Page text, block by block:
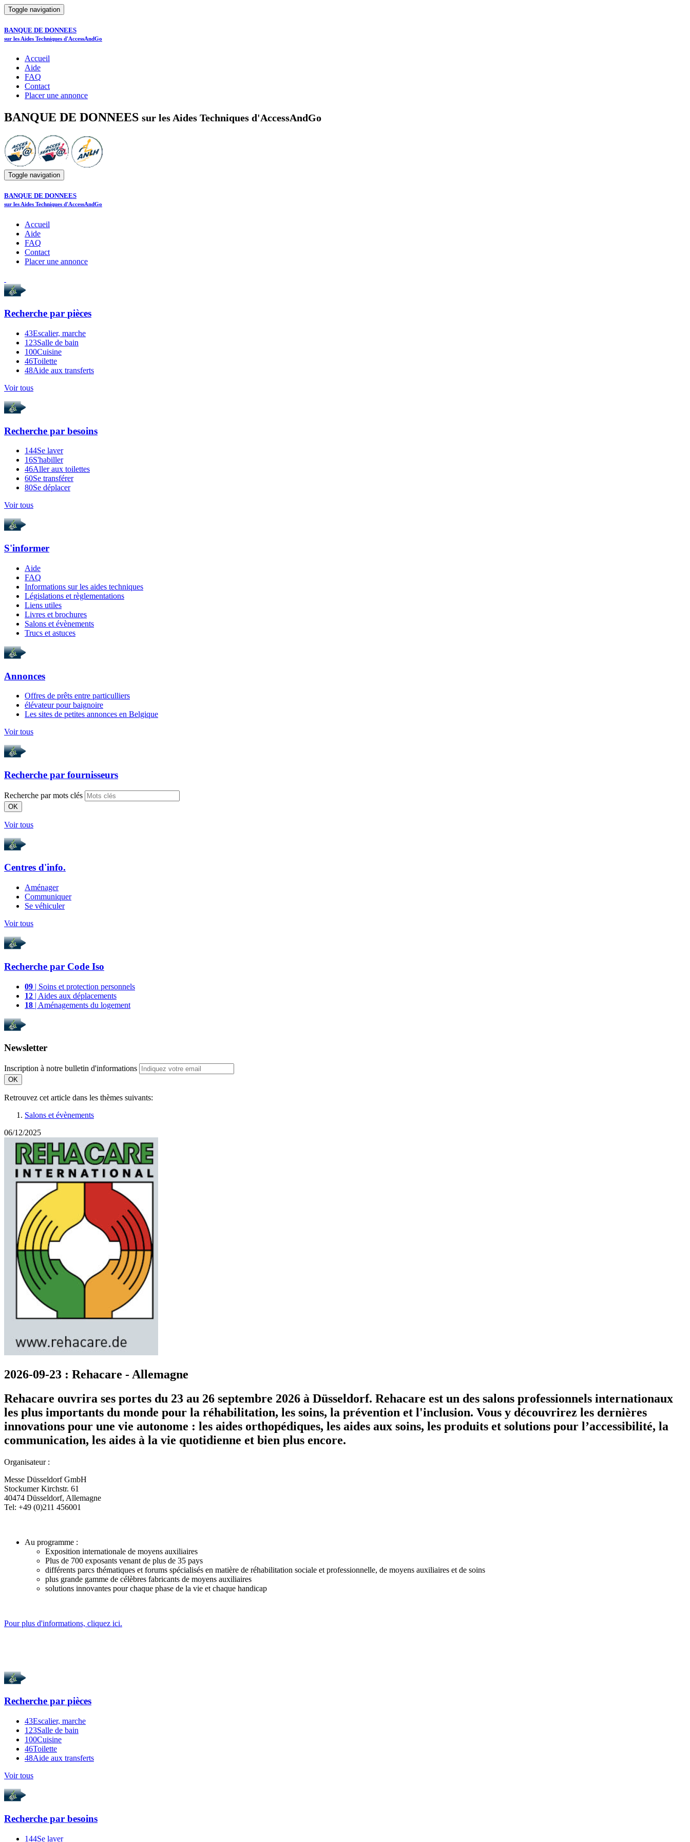
Toggle navigation
BANQUE DE DONNEES
sur les Aides Techniques d'AccessAndGo
Accueil
Aide
FAQ
Contact
Placer une annonce
BANQUE DE DONNEES sur les Aides Techniques d'AccessAndGo
Toggle navigation
BANQUE DE DONNEES
sur les Aides Techniques d'AccessAndGo
Accueil
Aide
FAQ
Contact
Placer une annonce
Recherche par pièces
43Escalier, marche
123Salle de bain
100Cuisine
46Toilette
48Aide aux transferts
Voir tous
Recherche par besoins
144Se laver
16S'habiller
46Aller aux toilettes
60Se transférer
80Se déplacer
Voir tous
S'informer
Aide
FAQ
Informations sur les aides techniques
Législations et règlementations
Liens utiles
Livres et brochures
Salons et évènements
Trucs et astuces
Annonces
Offres de prêts entre particulliers
élévateur pour baignoire
Les sites de petites annonces en Belgique
Voir tous
Recherche par fournisseurs
Recherche par mots clés
OK
Voir tous
Centres d'info.
Aménager
Communiquer
Se véhiculer
Voir tous
Recherche par Code Iso
09 | Soins et protection personnels
12 | Aides aux déplacements
18 | Aménagements du logement
Newsletter
Inscription à notre bulletin d'informations
OK
Retrouvez cet article dans les thèmes suivants:
Salons et évènements
06/12/2025
2026-09-23 : Rehacare - Allemagne
Rehacare ouvrira ses portes du 23 au 26 septembre 2026 à Düsseldorf. Rehacare est un des salons professionnels internationaux
les plus importants du monde pour la réhabilitation, les soins, la prévention et l'inclusion. Vous y découvrirez les dernières
innovations pour une vie autonome : les aides orthopédiques, les aides aux soins, les produits et solutions pour l’accessibilité, la
communication, les aides à la vie quotidienne et bien plus encore.
Organisateur :
Messe Düsseldorf GmbH
Stockumer Kirchstr. 61
40474 Düsseldorf, Allemagne
Tel: +49 (0)211 456001
Au programme :
Exposition internationale de moyens auxiliaires
Plus de 700 exposants venant de plus de 35 pays
différents parcs thématiques et forums spécialisés en matière de réhabilitation sociale et professionnelle, de moyens auxiliaires et de soins
plus grande gamme de célèbres fabricants de moyens auxiliaires
solutions innovantes pour chaque phase de la vie et chaque handicap
Pour plus d'informations, cliquez ici.
Recherche par pièces
43Escalier, marche
123Salle de bain
100Cuisine
46Toilette
48Aide aux transferts
Voir tous
Recherche par besoins
144Se laver